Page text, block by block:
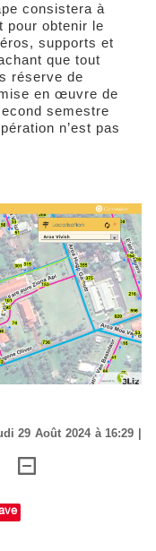
consistera à
pour obtenir le
supports et
que tout
réserve de
en œuvre de
semestre
n’est pas
29 Août 2024 à 16:29 |